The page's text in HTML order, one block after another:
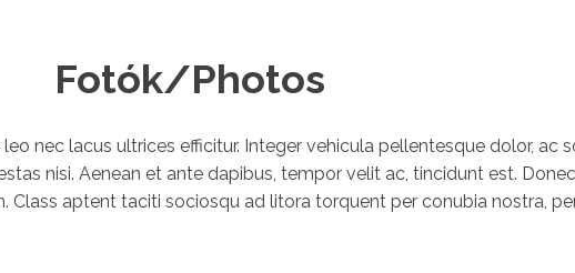
Fotók/Photos
nec lacus ultrices efficitur. Integer vehicula pellentesque dolor, ac
nisi. Aenean et ante dapibus, tempor velit ac, tincidunt est.
aptent taciti sociosqu ad litora torquent per conubia nostra,